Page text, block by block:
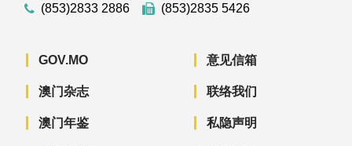
(853)2833 2886
(853)2835 5426
GOV.MO
澳门杂志
澳门年鉴
意见信箱
联络我们
私隐声明